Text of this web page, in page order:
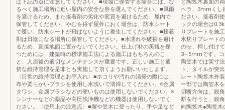
は下記の点に注意してください。■現場に保管する場合には、な
るべく施工場所に近い屋内の安全な所を選んでください。■風雨
を避けるため、また接着剤の劣化や変質を避けるため、屋内で
保管してください。やむを得ず屋外におく場合は、防水シート
で覆い、防水シートが飛ばないように養生してください。■接着
剤は日陰になる場所に保管してください。■水濡れや破損を避け
るため、直接地面に置かないでください。仕上げ材の美観を保
つためには、建築時の標準施工法による施工はもちろんのこ
と、入居後の適切なメンテナンスが重要です。正しい施工と適
切な維持管理を是非とも実施して頂くようお願いいたします。
〈日常の維持管理とお手入れ〉■ホコリや汚れの清掃の際には、
布や柔らかいブラシを使用し水洗いで清掃してください。※金属
タワシ、金属ブラシなどの硬いものは使用しないでください。※
シンナーなどの薬品や高圧洗浄機などの機器は使用しないでく
ださい。〈使用上の注意点〉■塀や笠木に登ったり、手や足など
と陶笠木裏面の
ヘラ、3mmくし
ださい。接着剤
ックの場合は
りプレートを施
水切りプレート
のせ、押し付け
3∼5mmです。コ
陶笠木では実寸
ト、タイルが突
レート陶笠木外
ー部では陶笠木
切断方向は、鋭
断を行うと、鋭
向陶笠木●陶笠木